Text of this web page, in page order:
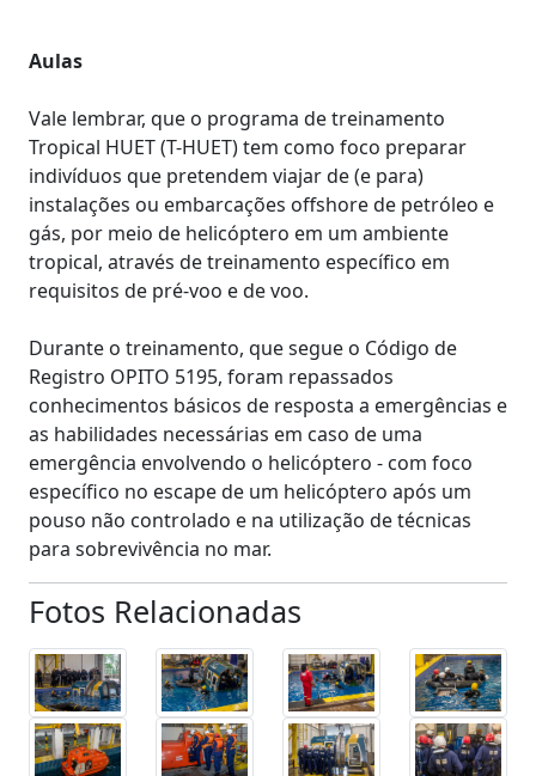
Aulas
Vale lembrar, que o programa de treinamento
Tropical HUET (T-HUET) tem como foco preparar
indivíduos que pretendem viajar de (e para)
instalações ou embarcações offshore de petróleo e
gás, por meio de helicóptero em um ambiente
tropical, através de treinamento específico em
requisitos de pré-voo e de voo.
Durante o treinamento, que segue o Código de
Registro OPITO 5195, foram repassados
conhecimentos básicos de resposta a emergências e
as habilidades necessárias em caso de uma
emergência envolvendo o helicóptero - com foco
específico no escape de um helicóptero após um
pouso não controlado e na utilização de técnicas
para sobrevivência no mar.
Fotos Relacionadas